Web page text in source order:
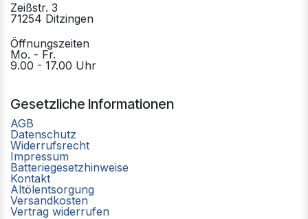
Zeißstr. 3
71254 Ditzingen
Öffnungszeiten
Mo. - Fr.
9.00 - 17.00 Uhr
Gesetzliche Informationen
AGB
Datenschutz
Widerrufsrecht
Impressum
Batteriegesetzhinweise
Kontakt
Altölentsorgung
Versandkosten
Vertrag widerrufen